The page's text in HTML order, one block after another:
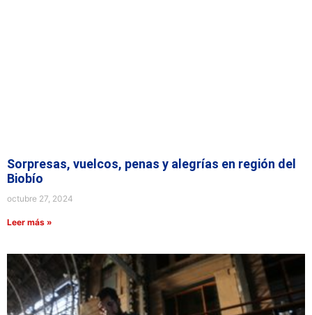
Sorpresas, vuelcos, penas y alegrías en región del
Biobío
octubre 27, 2024
Leer más »